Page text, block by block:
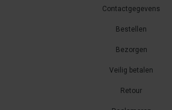
Contactgegevens
Bestellen
Bezorgen
Veilig betalen
Retour